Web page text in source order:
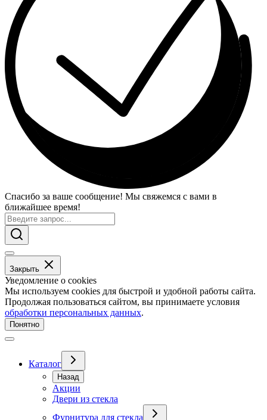
Спасибо за ваше сообщение! Мы свяжемся с вами в
ближайшее время!
Закрыть
Уведомление о cookies
Мы используем cookies для быстрой и удобной работы сайта.
Продолжая пользоваться сайтом, вы принимаете условия
обработки персональных данных.
Понятно
Каталог
Назад
Акции
Двери из стекла
Фурнитура для стекла